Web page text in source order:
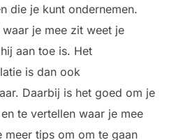
die je kunt ondernemen.
je mee zit weet je
aan toe is. Het
is dan ook
Daarbij is het goed om je
te vertellen waar je mee
meer tips om om te gaan